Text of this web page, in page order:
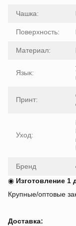
Чашка:
Поверхность:
Материал:
Язык:
Принт:
Уход:
Бренд
◉ Изготовление 1
Крупные/оптовые
Доставка: